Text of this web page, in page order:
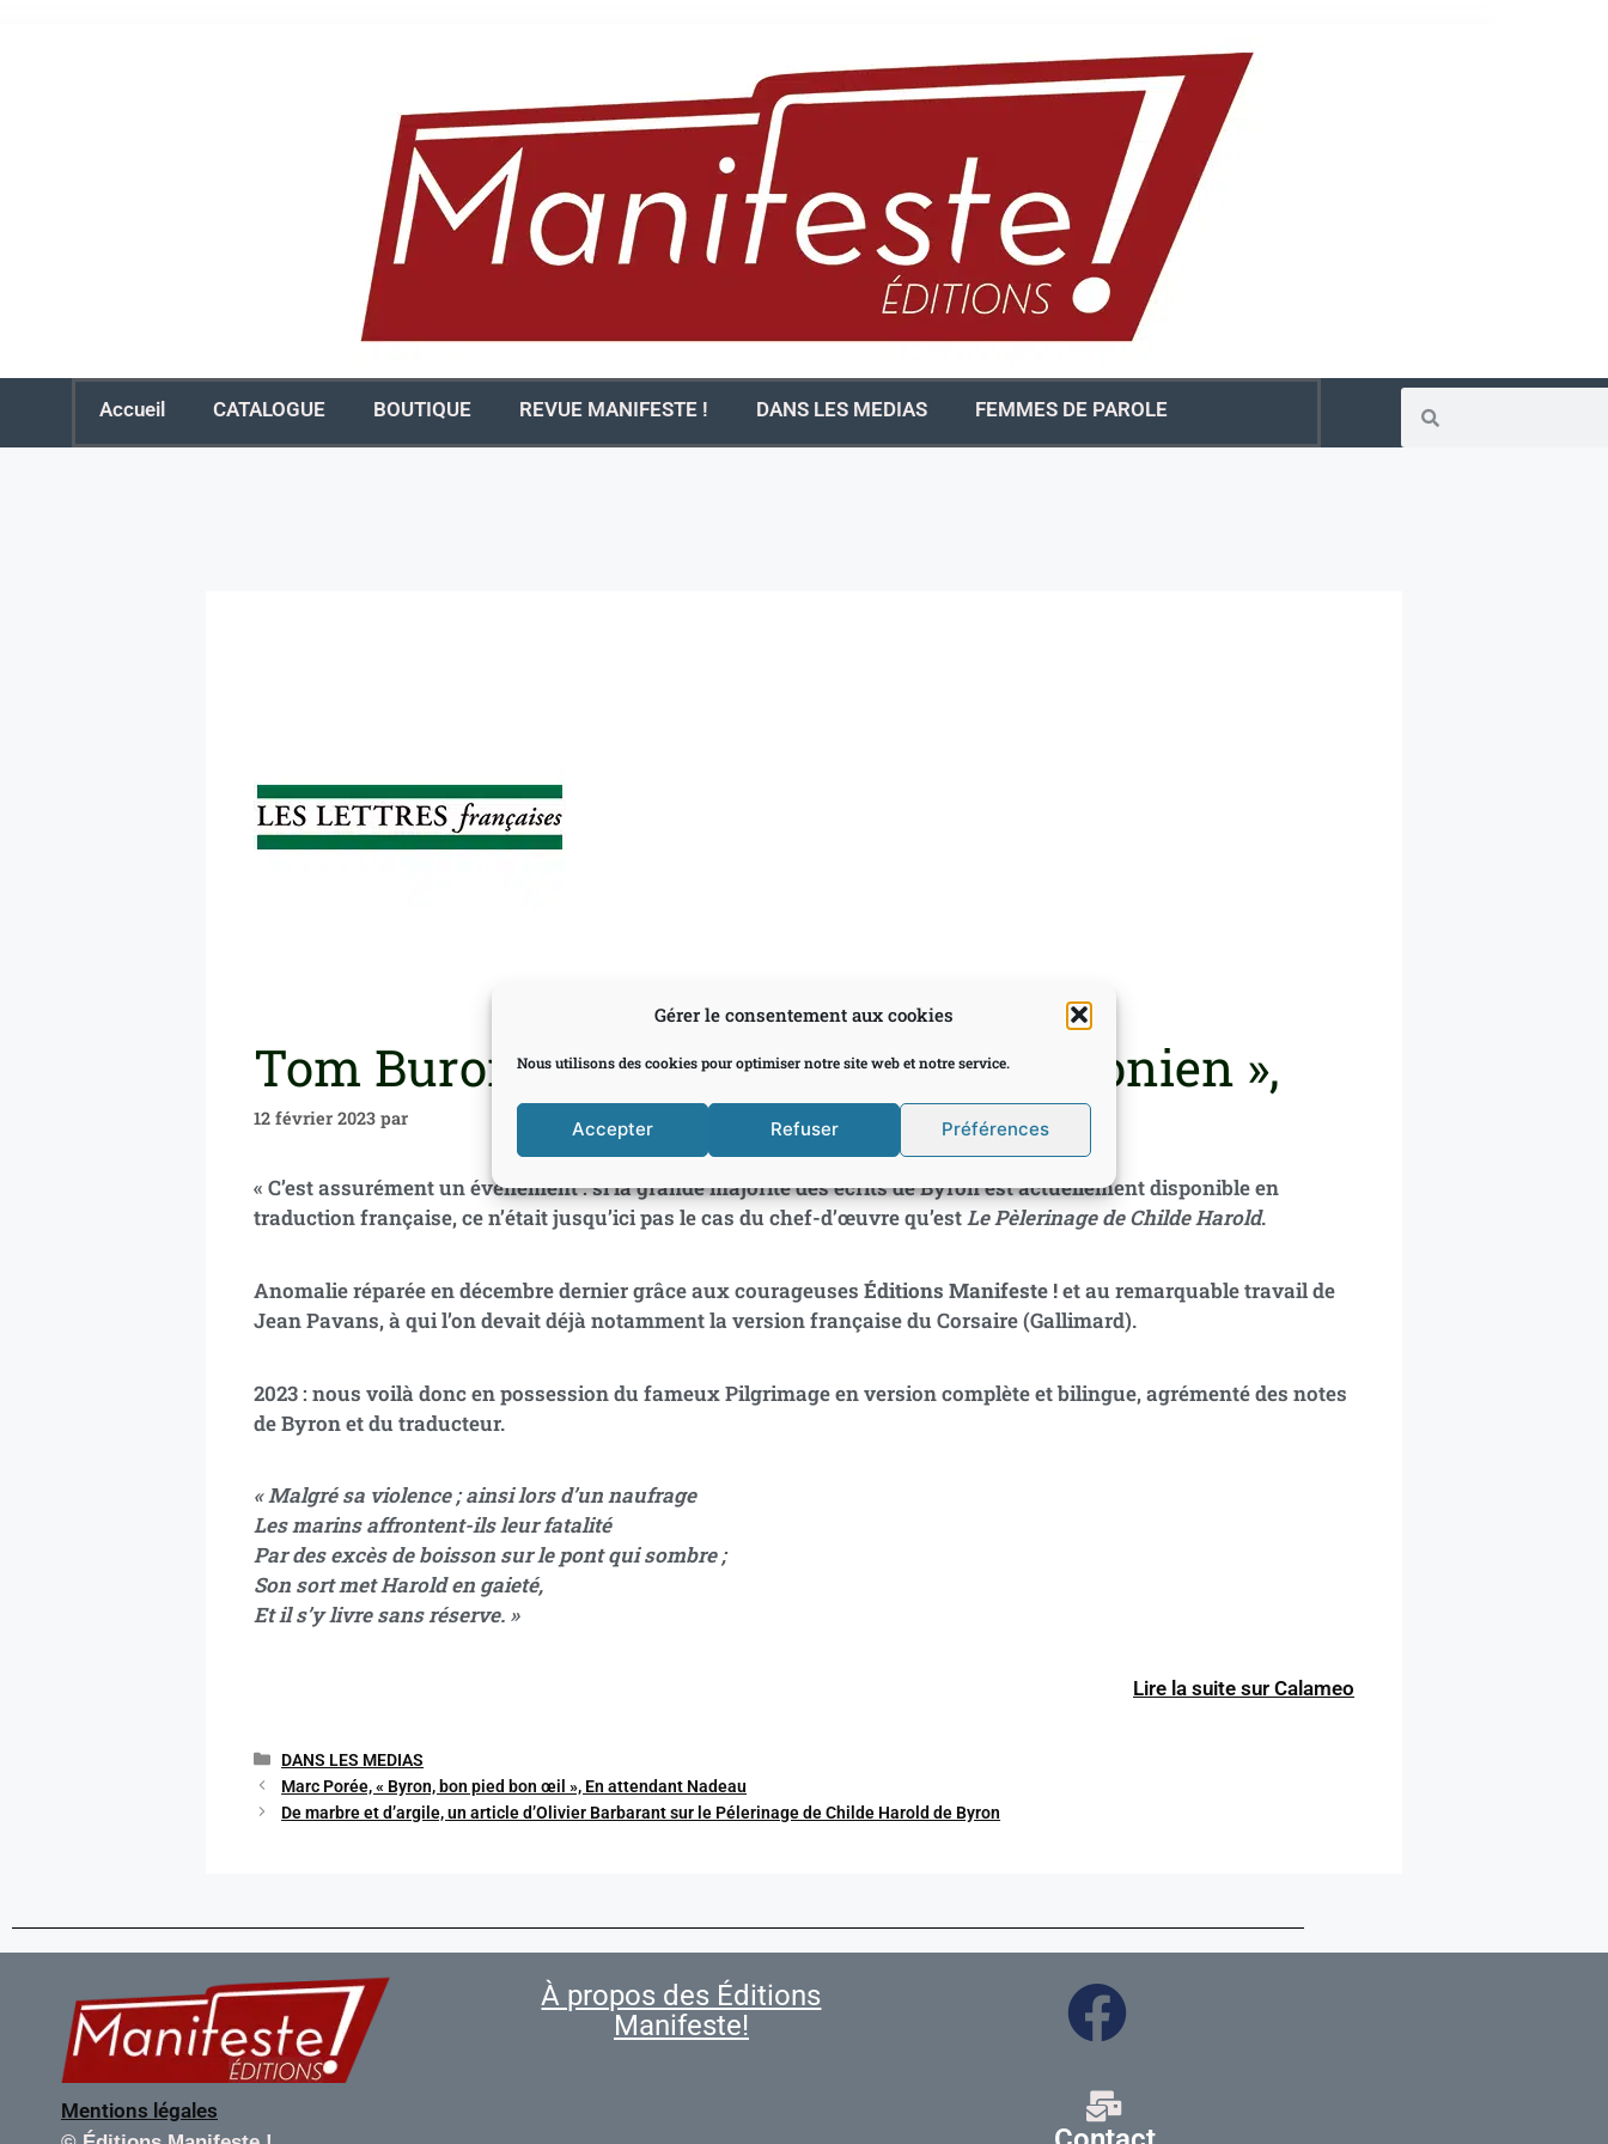
Gérer le consentement aux cookies
Nous utilisons des cookies pour optimiser notre site web et notre service.
Accepter Refuser Préférences
Accueil CATALOGUE BOUTIQUE REVUE MANIFESTE ! DANS LES MEDIAS FEMMES DE PAROLE
Tom Buron, « Le retour du héros byronien »,
12 février 2023 par
« C’est assurément un événement : si la grande majorité des écrits de Byron est actuellement disponible en
traduction française, ce n’était jusqu’ici pas le cas du chef-d’œuvre qu’estLe Pèlerinage de Childe Harold.
Anomalie réparée en décembre dernier grâce aux courageuses Éditions Manifeste !et au remarquable travail de
Jean Pavans, à qui l’on devait déjà notamment la version française du Corsaire (Gallimard).
2023 : nous voilà donc en possession du fameux Pilgrimage en version complète et bilingue, agrémenté des notes
de Byron et du traducteur.
« Malgré sa violence ; ainsi lors d’un naufrage
Les marins affrontent-ils leur fatalité
Par des excès de boisson sur le pont qui sombre ;
Son sort met Harold en gaieté,
Et il s’y livre sans réserve. »
Lire la suite sur Calameo
DANS LES MEDIAS
Marc Porée, « Byron, bon pied bon œil », En attendant Nadeau
De marbre et d’argile, un article d’Olivier Barbarant sur le Pélerinage de Childe Harold de Byron
À propos des Éditions
Manifeste!
Mentions légales